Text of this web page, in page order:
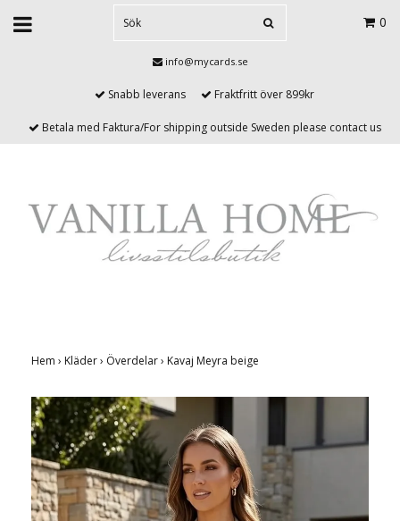
0
info@mycards.se
Snabb leverans Fraktfritt över 899kr
Betala med Faktura/For shipping outside Sweden please contact us
Hem › Kläder› Överdelar› Kavaj Meyra beige